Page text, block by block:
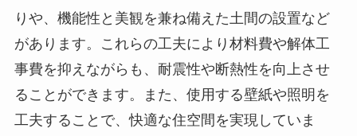
りや、機能性と美観を兼ね備えた土間の設置など
があります。これらの工夫により材料費や解体工
事費を抑えながらも、耐震性や断熱性を向上させ
ることができます。また、使用する壁紙や照明を
工夫することで、快適な住空間を実現していま